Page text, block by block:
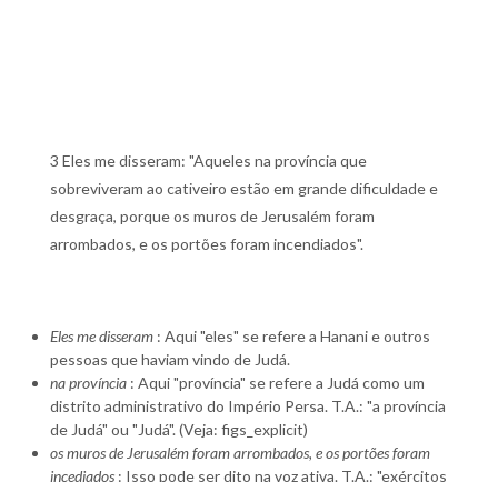
3 Eles me disseram: "Aqueles na província que
sobreviveram ao cativeiro estão em grande dificuldade e
desgraça, porque os muros de Jerusalém foram
arrombados, e os portões foram incendiados".
Eles me disseram : Aqui "eles" se refere a Hanani e outros
pessoas que haviam vindo de Judá.
na província : Aqui "província" se refere a Judá como um
distrito administrativo do Império Persa. T.A.: "a província
de Judá" ou "Judá". (Veja: figs_explicit)
os muros de Jerusalém foram arrombados, e os portões foram
incediados : Isso pode ser dito na voz ativa. T.A.: "exércitos